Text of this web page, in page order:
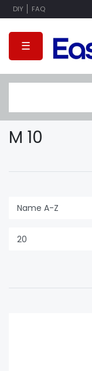
DIY FAQ
☰
M 10